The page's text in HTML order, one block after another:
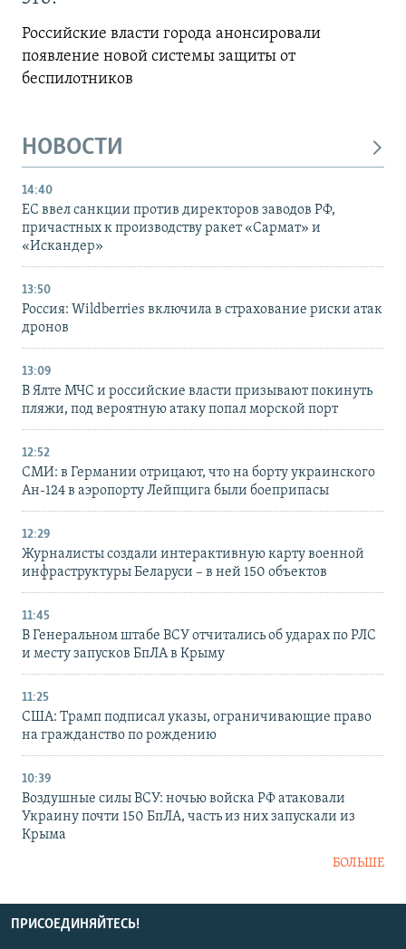
Российские власти города анонсировали
появление новой системы защиты от
беспилотников
НОВОСТИ
14:40
ЕС ввел санкции против директоров заводов РФ,
причастных к производству ракет «Сармат» и
«Искандер»
13:50
Россия: Wildberries включила в страхование риски атак
дронов
13:09
В Ялте МЧС и российские власти призывают покинуть
пляжи, под вероятную атаку попал морской порт
12:52
СМИ: в Германии отрицают, что на борту украинского
Ан-124 в аэропорту Лейпцига были боеприпасы
12:29
Журналисты создали интерактивную карту военной
инфраструктуры Беларуси – в ней 150 объектов
11:45
В Генеральном штабе ВСУ отчитались об ударах по РЛС
и месту запусков БпЛА в Крыму
11:25
США: Трамп подписал указы, ограничивающие право
на гражданство по рождению
10:39
Воздушные силы ВСУ: ночью войска РФ атаковали
Украину почти 150 БпЛА, часть из них запускали из
Крыма
БОЛЬШЕ
ПРИСОЕДИНЯЙТЕСЬ!